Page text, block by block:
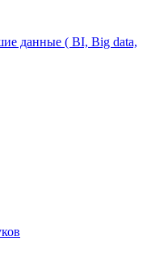
данные ( BI, Big data,